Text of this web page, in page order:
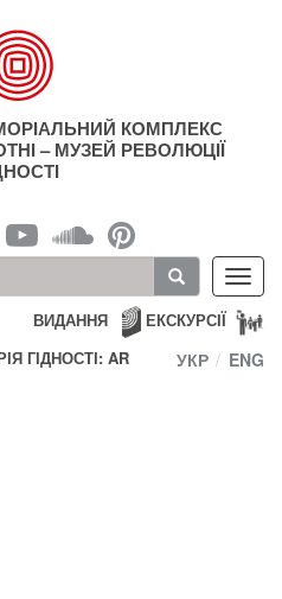
КОМПЛЕКС
– МУЗЕЙ РЕВОЛЮЦІЇ
ЕКСКУРСІЇ
ВИДАННЯ
ГІДНОСТІ: AR
УКР ENG